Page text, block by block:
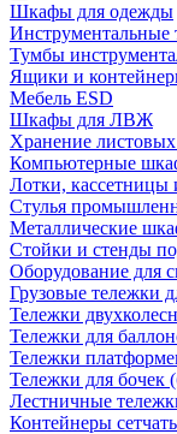
Шкафы для одежды
Инструментальные
Тумбы
Ящики и
Мебель ESD
Шкафы для ЛВЖ
Хранение
Компьютерные
Лотки, кассетницы
Стулья
Металлические
Стойки и стенды
Оборудование для
Грузовые тележки
Тележки
Тележки для
Тележки
Тележки для бочек
Лестничные
Контейнеры